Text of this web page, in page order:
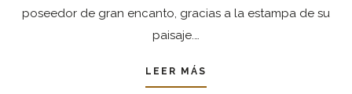
poseedor de gran encanto, gracias a la estampa de su
paisaje.…
LEER MÁS